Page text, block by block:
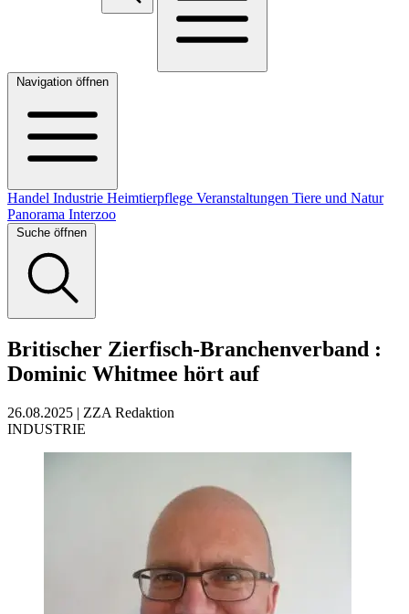
Navigation öffnen
Handel Industrie Heimtierpflege Veranstaltungen Tiere und Natur
Panorama Interzoo
Suche öffnen
Britischer Zierfisch-Branchenverband :
Dominic Whitmee hört auf
26.08.2025 | ZZA Redaktion
INDUSTRIE